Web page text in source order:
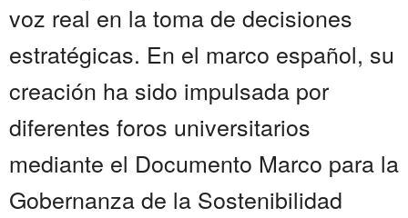
voz real en la toma de decisiones
estratégicas. En el marco español, su
creación ha sido impulsada por
diferentes foros universitarios
mediante el Documento Marco para la
Gobernanza de la Sostenibilidad